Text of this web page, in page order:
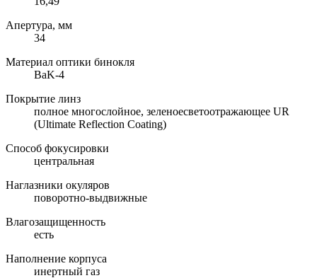
Апертура, мм
34
Материал оптики бинокля
BaK-4
Покрытие линз
полное многослойное, зеленоесветоотражающее UR
(Ultimate Reflection Coating)
Способ фокусировки
центральная
Наглазники окуляров
поворотно-выдвижные
Влагозащищенность
есть
Наполнение корпуса
инертный газ